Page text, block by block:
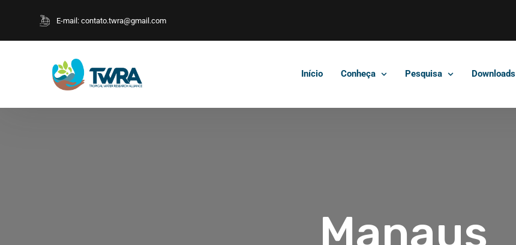
E-mail: contato.twra@gmail.com
Início Conheça Pesquisa Downloads
Manaus